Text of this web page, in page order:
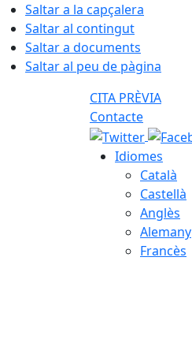
Saltar a la capçalera
Saltar al contingut
Saltar a documents
Saltar al peu de pàgina
CITA PRÈVIA
Contacte
Idiomes
Català
Castellà
Anglès
Alemany
Francès